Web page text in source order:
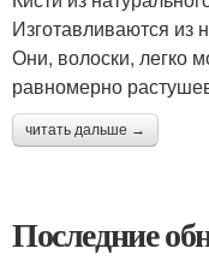
Изготавливаются из
Они, волоски, легко
равномерно
читать дальше →
Последние